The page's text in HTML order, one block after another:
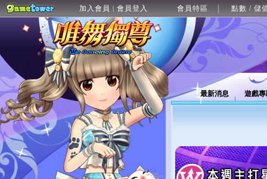
加入會員 | 會員登入 會員特區 點數 / 儲
最新消息 遊戲